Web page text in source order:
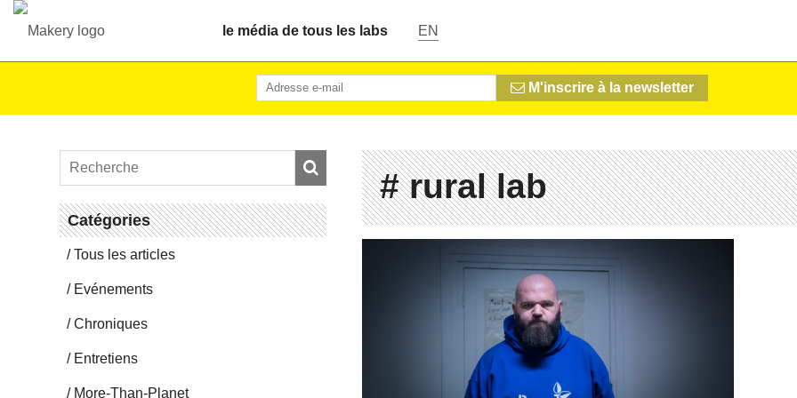
le média de tous les labs EN
M'inscrire à la newsletter
Ca­té­go­ries
Tous les articles
Evé­ne­ments
Chro­niques
En­tre­tiens
More-Than-Pla­net
# rural lab